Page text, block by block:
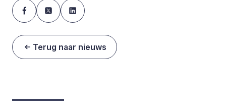
Terug naar nieuws